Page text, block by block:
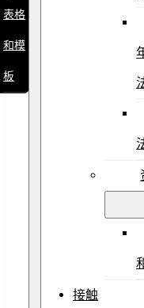
表格
和模
板
接触